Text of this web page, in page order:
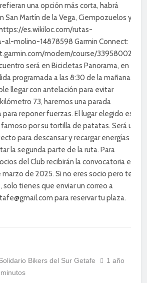
una opción más corta, habrá
San Martín de la Vega, Ciempozuelos y
es.wikiloc.com/rutas-
al-molino-14878598 Garmin Connect:
modern/course/339580029
será en Bicicletas Panorama, en
programada a las 8:30 de la mañana.
llegar con antelación para evitar
73, haremos una parada
para reponer fuerzas. El lugar elegido es
famoso por su tortilla de patatas. Será un
para descansar y recargar energías
la segunda parte de la ruta. Para
del Club recibirán la convocatoria en
marzo de 2025. Si no eres socio pero te
tienes que enviar un correo a
para reservar tu plaza.
Bikers del Sur Getafe
1 año